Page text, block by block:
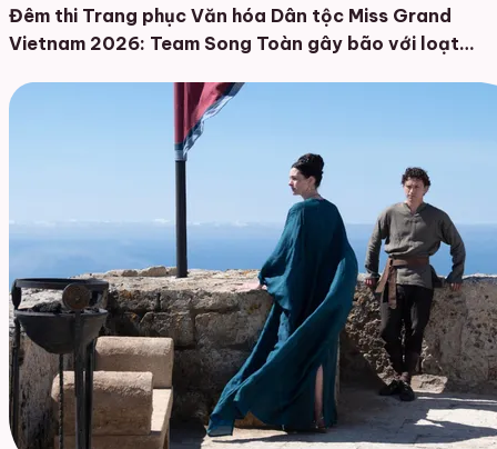
Đêm thi Trang phục Văn hóa Dân tộc Miss Grand
Vietnam 2026: Team Song Toàn gây bão với loạt